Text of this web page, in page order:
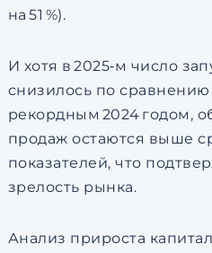
на 51 %).
И хотя в 2025‑м число
снизилось по сравнению
рекордным 2024 годом,
продаж остаются выше
показателей, что
зрелость рынка.
Анализ прироста